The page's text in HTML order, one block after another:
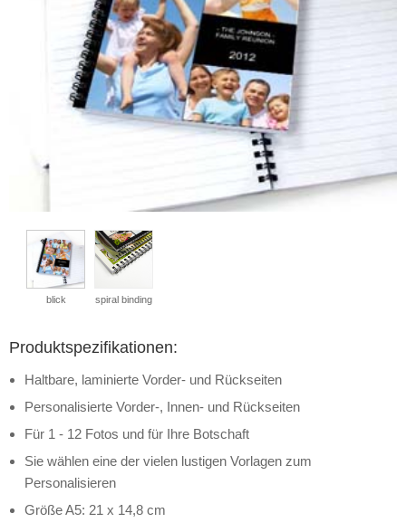
blick spiral binding
Produktspezifikationen:
Haltbare, laminierte Vorder- und Rückseiten
Personalisierte Vorder-, Innen- und Rückseiten
Für 1 - 12 Fotos und für Ihre Botschaft
Sie wählen eine der vielen lustigen Vorlagen zum
Personalisieren
Größe A5: 21 x 14,8 cm